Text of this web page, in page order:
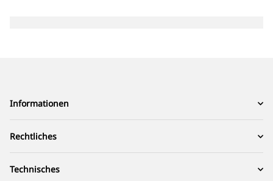
Informationen
Rechtliches
Technisches